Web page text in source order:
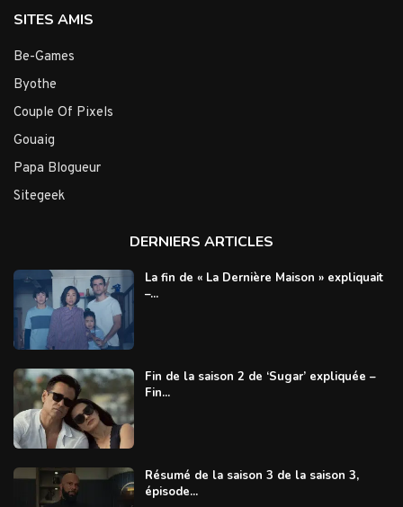
SITES AMIS
Be-Games
Byothe
Couple Of Pixels
Gouaig
Papa Blogueur
Sitegeek
DERNIERS ARTICLES
La fin de « La Dernière Maison » expliquait
–...
Fin de la saison 2 de ‘Sugar’ expliquée –
Fin...
Résumé de la saison 3 de la saison 3,
épisode...